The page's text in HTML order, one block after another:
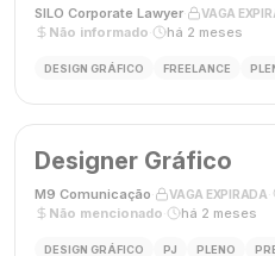
SILO Corporate Lawyer VAGA
Não informado
há 2 meses
DESIGN GRÁFICO FREELANCE
Designer Gráfico
M9 Comunicação VAGA EXPIRADA
Não mencionado
há 2 meses
DESIGN GRÁFICO PJ PLENO